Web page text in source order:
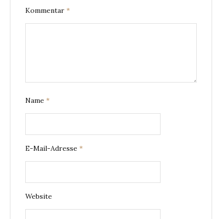
Kommentar *
Name *
E-Mail-Adresse *
Website